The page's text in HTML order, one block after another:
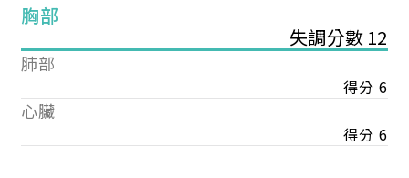
胸部
失調分數 12
肺部
得分 6
心臟
得分 6